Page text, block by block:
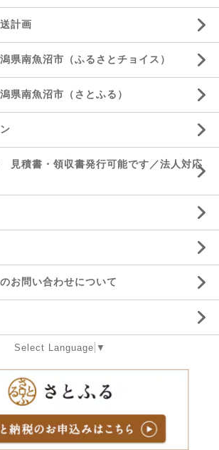
計画
県南魚沼市（ふるさとチョイス）
県南魚沼市（さとふる）
見積書・領収書発行可能です／法人対応
お問い合わせについて
Select Language ▼